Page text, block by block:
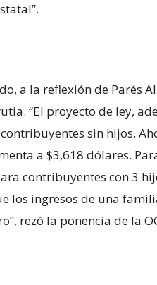
a la reflexión de Parés
“El proyecto de ley,
sin hijos.
a $3,618 dólares.
contribuyentes con 3
los ingresos de una
rezó la ponencia de la